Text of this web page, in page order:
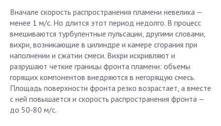
Вначале скорость распространения пламени невелика —
менее 1 м/с. Но длится этот период недолго. В процесс
вмешиваются турбулентные пульсации, другими словами,
вихри, возникающие в цилиндре и камере сгорания при
наполнении и сжатии смеси. Вихри искривляют и
разрушают четкие границы фронта пламени: объемы
горящих компонентов внедряются в негорящую смесь.
Площадь поверхности фронта резко возрастает, а вместе
с ней повышается и скорость распространения фронта —
до 50-80 м/с.